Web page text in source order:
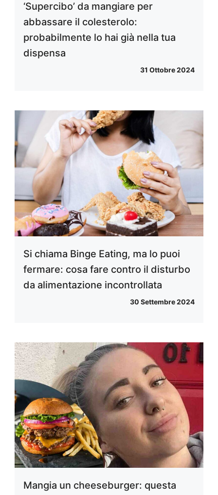
‘Supercibo’ da mangiare per
abbassare il colesterolo:
probabilmente lo hai già nella tua
dispensa
31 Ottobre 2024
Si chiama Binge Eating, ma lo puoi
fermare: cosa fare contro il disturbo
da alimentazione incontrollata
30 Settembre 2024
Mangia un cheeseburger: questa